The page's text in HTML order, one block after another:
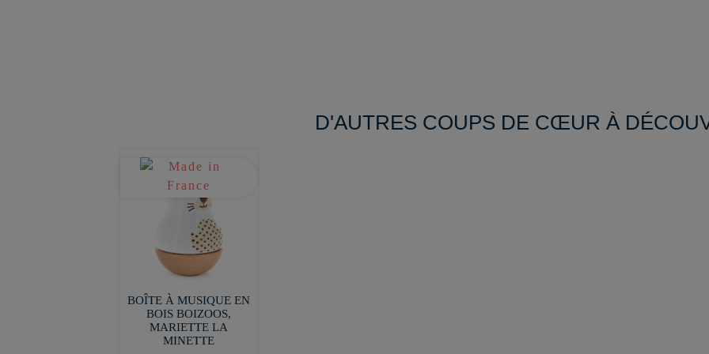
D'AUTRES COUPS DE CŒUR À
BOÎTE À MUSIQUE EN
BOIS BOIZOOS,
MARIETTE LA
MINETTE